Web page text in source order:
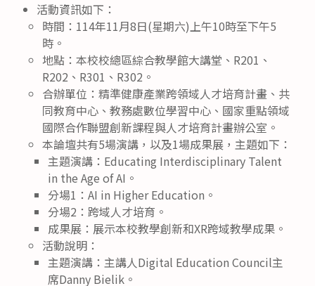
活動資訊如下：
時間：114年11月8日(星期六)上午10時至下午5
時。
地點：本校校總區綜合教學館大講堂、R201、
R202、R301、R302。
合辦單位：精準健康產業跨領域人才培育計畫、共
同教育中心、教務處數位學習中心、國家重點領域
國際合作聯盟創新課程與人才培育計畫辦公室。
本論壇共有5場演講，以及1場成果展，主題如下：
主題演講：Educating Interdisciplinary Talent
in the Age of AI。
分場1：AI in Higher Education。
分場2：跨域人才培育。
成果展：展示本校教學創新和XR跨域教學成果。
活動說明：
主題演講：主講人Digital Education Council主
席Danny Bielik。